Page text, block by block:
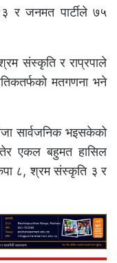
र जनमत पार्टीले ७५
संस्कृति र राप्रपाले
मतगणना भने
सार्वजनिक भइसकेको
एकल बहुमत हासिल
८, श्रम संस्कृति ३ र